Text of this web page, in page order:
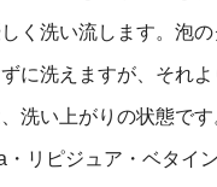
く洗い流します。泡
に洗えますが、それ
洗い上がりの状態です
・リピジュア・ベタイ